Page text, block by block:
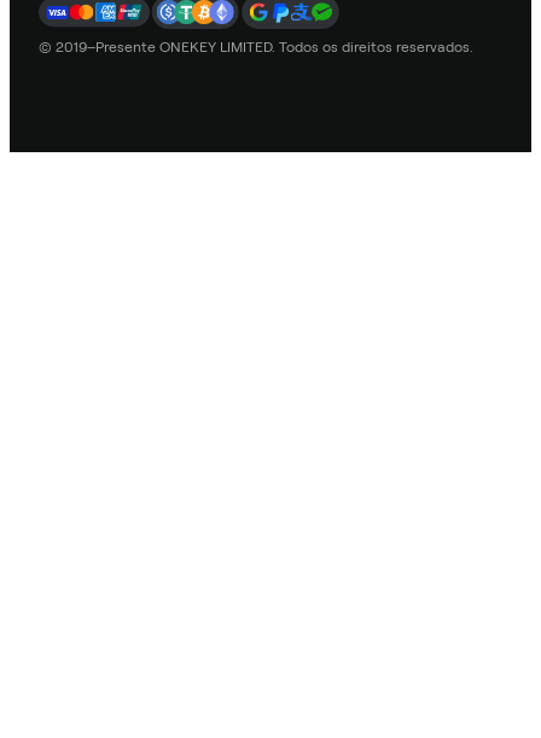
© 2019–Presente ONEKEY LIMITED. Todos os direitos reservados.